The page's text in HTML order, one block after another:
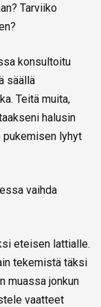
Tarviiko
konsultoitu
säällä
Teitä muita,
halusin
pukemisen lyhyt
vaihda
eteisen lattialle.
tekemistä täksi
muassa jonkun
vaatteet